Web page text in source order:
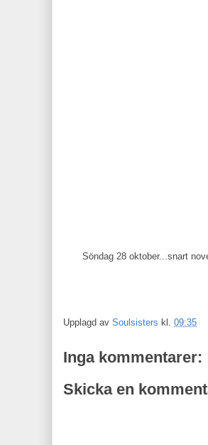
Söndag 28 oktober...snart
Upplagd av Soulsisters kl. 09:35
Inga kommentarer:
Skicka en